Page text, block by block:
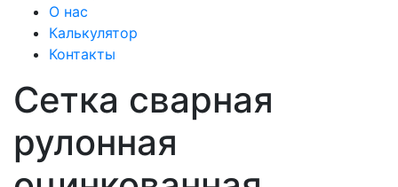
О нас
Калькулятор
Контакты
Сетка сварная
рулонная